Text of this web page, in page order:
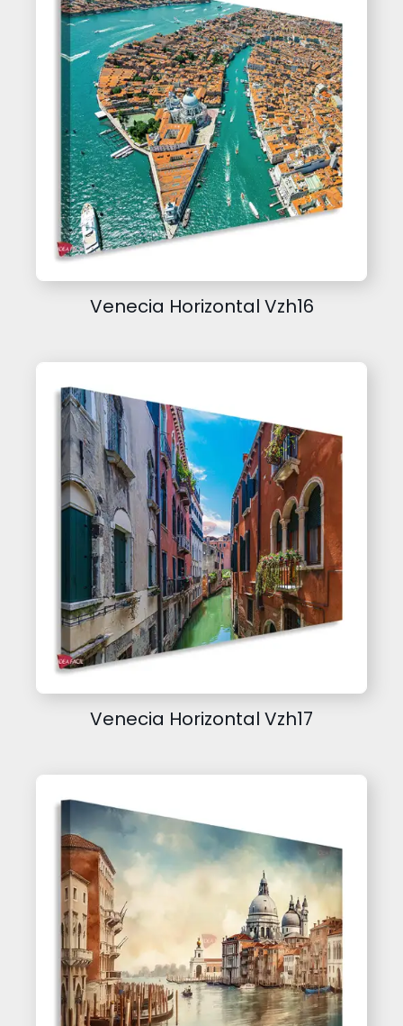
Venecia Horizontal Vzh16
Venecia Horizontal Vzh17